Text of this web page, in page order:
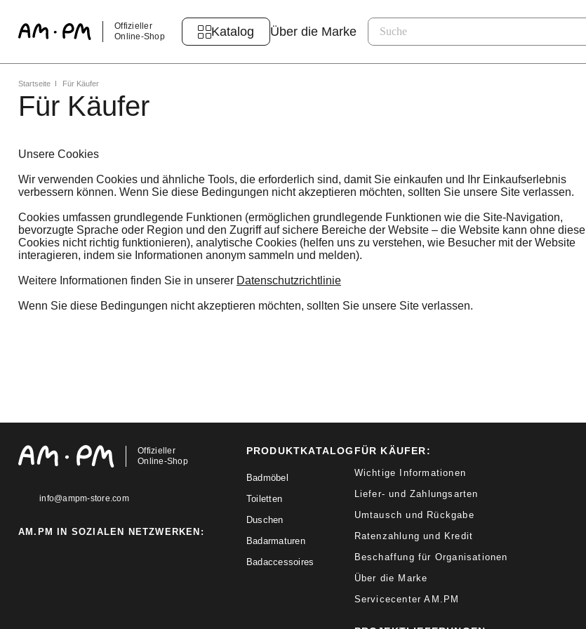
Offizieller
Online-Shop
Katalog Über die Marke
Startseite Für Käufer
Für Käufer
Unsere Cookies
Wir verwenden Cookies und ähnliche Tools, die erforderlich sind, damit Sie einkaufen und Ihr Einkaufserlebnis
verbessern können. Wenn Sie diese Bedingungen nicht akzeptieren möchten, sollten Sie unsere Site verlassen.
Cookies umfassen grundlegende Funktionen (ermöglichen grundlegende Funktionen wie die Site-Navigation,
bevorzugte Sprache oder Region und den Zugriff auf sichere Bereiche der Website – die Website kann ohne diese
Cookies nicht richtig funktionieren), analytische Cookies (helfen uns zu verstehen, wie Besucher mit der Website
interagieren, indem sie Informationen anonym sammeln und melden).
Weitere Informationen finden Sie in unserer Datenschutzrichtlinie
Wenn Sie diese Bedingungen nicht akzeptieren möchten, sollten Sie unsere Site verlassen.
Offizieller
Online-Shop
info@ampm-store.com
AM.PM IN SOZIALEN NETZWERKEN:
PRODUKTKATALOG
Badmöbel
Toiletten
Duschen
Badarmaturen
Badaccessoires
FÜR KÄUFER:
Wichtige Informationen
Liefer- und Zahlungsarten
Umtausch und Rückgabe
Ratenzahlung und Kredit
Beschaffung für Organisationen
Über die Marke
Servicecenter AM.PM